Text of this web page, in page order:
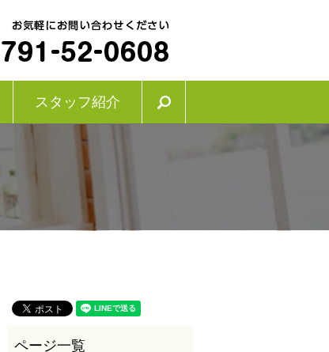
スタッフ紹介 search